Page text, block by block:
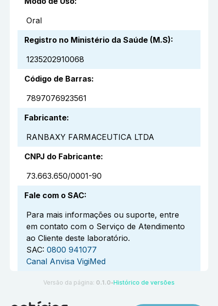
Oral
Registro no Ministério da Saúde (M.S):
1235202910068
Código de Barras:
7897076923561
Fabricante:
RANBAXY FARMACEUTICA LTDA
CNPJ do Fabricante:
73.663.650/0001-90
Fale com o SAC:
Para mais informações ou suporte, entre
em contato com o Serviço de Atendimento
ao Cliente deste laboratório.
SAC: 0800 941077
Canal Anvisa VigiMed
Versão da página: 0.1.0 ●Histórico de versões